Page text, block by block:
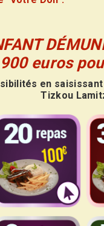
euros
en
Tizkou